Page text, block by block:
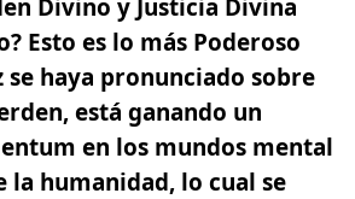
Divino y Justicia Divina
Esto es lo más Poderoso
se haya pronunciado sobre
está ganando un
en los mundos mental
la humanidad, lo cual se